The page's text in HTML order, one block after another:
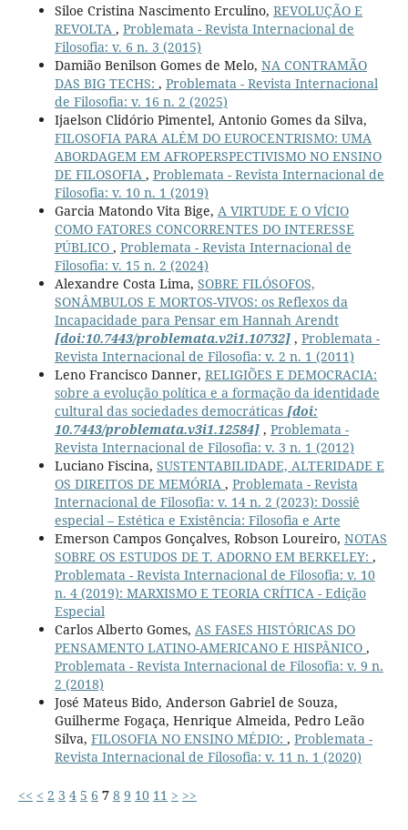
Siloe Cristina Nascimento Erculino, REVOLUÇÃO E
REVOLTA , Problemata - Revista Internacional de
Filosofia: v. 6 n. 3 (2015)
Damião Benilson Gomes de Melo, NA CONTRAMÃO
DAS BIG TECHS: , Problemata - Revista Internacional
de Filosofia: v. 16 n. 2 (2025)
Ijaelson Clidório Pimentel, Antonio Gomes da Silva,
FILOSOFIA PARA ALÉM DO EUROCENTRISMO: UMA
ABORDAGEM EM AFROPERSPECTIVISMO NO ENSINO
DE FILOSOFIA , Problemata - Revista Internacional de
Filosofia: v. 10 n. 1 (2019)
Garcia Matondo Vita Bige, A VIRTUDE E O VÍCIO
COMO FATORES CONCORRENTES DO INTERESSE
PÚBLICO , Problemata - Revista Internacional de
Filosofia: v. 15 n. 2 (2024)
Alexandre Costa Lima, SOBRE FILÓSOFOS,
SONÂMBULOS E MORTOS-VIVOS: os Reflexos da
Incapacidade para Pensar em Hannah Arendt
[doi:10.7443/problemata.v2i1.10732], Problemata -
Revista Internacional de Filosofia: v. 2 n. 1 (2011)
Leno Francisco Danner, RELIGIÕES E DEMOCRACIA:
sobre a evolução política e a formação da identidade
cultural das sociedades democráticas [doi:
10.7443/problemata.v3i1.12584], Problemata -
Revista Internacional de Filosofia: v. 3 n. 1 (2012)
Luciano Fiscina, SUSTENTABILIDADE, ALTERIDADE E
OS DIREITOS DE MEMÓRIA , Problemata - Revista
Internacional de Filosofia: v. 14 n. 2 (2023): Dossiê
especial – Estética e Existência: Filosofia e Arte
Emerson Campos Gonçalves, Robson Loureiro, NOTAS
SOBRE OS ESTUDOS DE T. ADORNO EM BERKELEY: ,
Problemata - Revista Internacional de Filosofia: v. 10
n. 4 (2019): MARXISMO E TEORIA CRÍTICA - Edição
Especial
Carlos Alberto Gomes, AS FASES HISTÓRICAS DO
PENSAMENTO LATINO-AMERICANO E HISPÂNICO ,
Problemata - Revista Internacional de Filosofia: v. 9 n.
2 (2018)
José Mateus Bido, Anderson Gabriel de Souza,
Guilherme Fogaça, Henrique Almeida, Pedro Leão
Silva, FILOSOFIA NO ENSINO MÉDIO: , Problemata -
Revista Internacional de Filosofia: v. 11 n. 1 (2020)
<< < 2 3 4 5 6 7 8 9 10 11 > >>